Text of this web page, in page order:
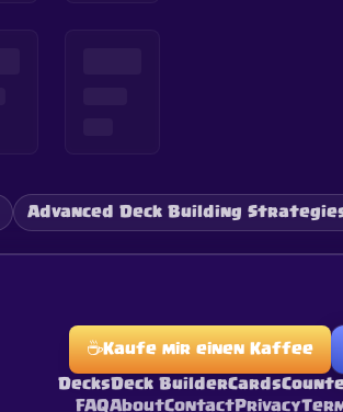
Advanced Deck Building
☕ Kaufe mir einen Kaffee
DecksDeck BuilderCards
FAQAboutContactPrivacy